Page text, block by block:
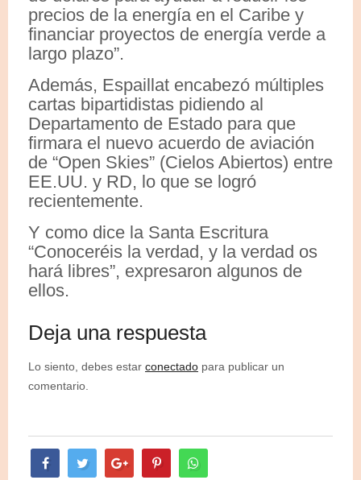
precios de la energía en el Caribe y
financiar proyectos de energía verde a
largo plazo”.
Además, Espaillat encabezó múltiples
cartas bipartidistas pidiendo al
Departamento de Estado para que
firmara el nuevo acuerdo de aviación
de “Open Skies” (Cielos Abiertos) entre
EE.UU. y RD, lo que se logró
recientemente.
Y como dice la Santa Escritura
“Conoceréis la verdad, y la verdad os
hará libres”, expresaron algunos de
ellos.
Deja una respuesta
Lo siento, debes estar conectado para publicar un
comentario.